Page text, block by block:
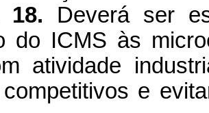
18. Deverá ser
do ICMS às
atividade
e